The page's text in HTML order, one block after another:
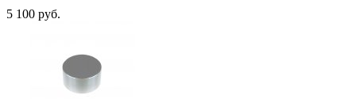
5 100 руб.